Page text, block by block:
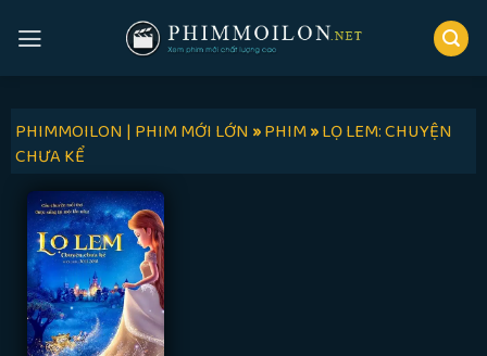
PHIMMOILON | PHIM MỚI LỚN»PHIM»LỌ LEM: CHUYỆN
CHƯA KỂ